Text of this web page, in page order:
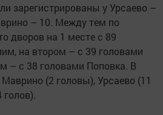
зарегистрированы у Урсаево –
– 10. Между тем по
дворов на 1 месте с 89
на втором – с 39 головами
– с 38 головами Поповка. В
(2 головы), Урсаево (11
голов).